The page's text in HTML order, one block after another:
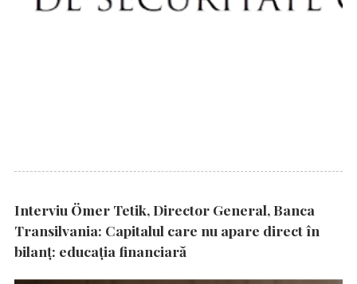
Interviu Ömer Tetik, Director General, Banca
Transilvania: Capitalul care nu apare direct în
bilanț: educația financiară